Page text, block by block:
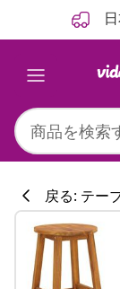
戻る: テー